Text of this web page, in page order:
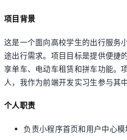
项目背景
这是一个面向高校学生的出行服务
途出行需求。项目目标是提供便捷
享单车、电动车租赁和拼车功能。
人，我作为前端开发实习生参与其中
个人职责
负责小程序首页和用户中心